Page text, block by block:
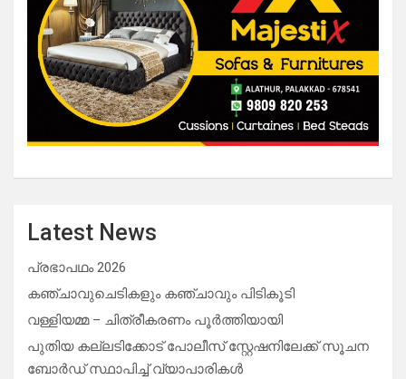
Latest News
പ്രഭാപഥം 2026
കഞ്ചാവുചെടികളും കഞ്ചാവും പിടികൂടി
വള്ളിയമ്മ – ചിത്രീകരണം പൂർത്തിയായി
പുതിയ കല്ലടിക്കോട് പോലീസ് സ്റ്റേഷനിലേക്ക് സൂചന
ബോർഡ് സ്ഥാപിച്ച് വ്യാപാരികൾ